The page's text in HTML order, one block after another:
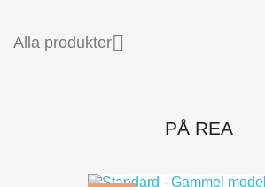
Alla produkter
PÅ REA